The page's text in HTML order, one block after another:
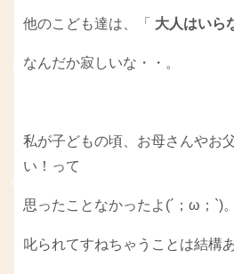
他のこども達は、「 大人はいら
なんだか寂しいな・・。
私が子どもの頃、お母さんやお
い！って
思ったことなかったよ(´；ω；`)。
叱られてすねちゃうことは結構